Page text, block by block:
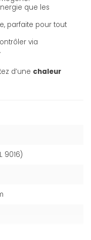
que les
parfaite pour tout
via
d’une chaleur
9016)